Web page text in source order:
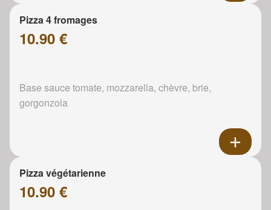
Pizza 4 fromages
10.90 €
Base sauce tomate, mozzarella, chèvre, brie,
gorgonzola
Pizza végétarienne
10.90 €